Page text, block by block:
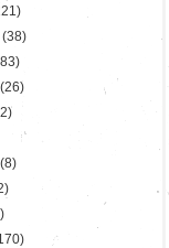
(38)
(26)
(8)